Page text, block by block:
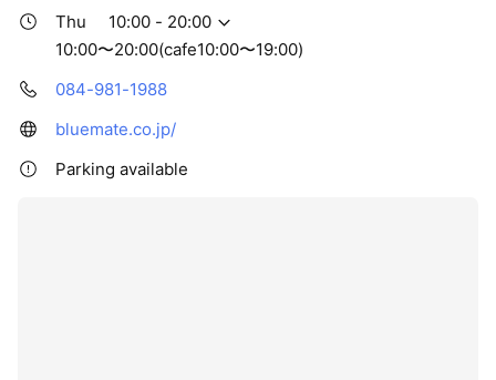
Thu
10:00 - 20:00
10:00〜20:00(cafe10:00〜19:00)
084-981-1988
bluemate.co.jp/
Parking available